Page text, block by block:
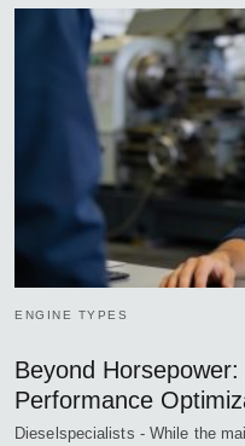
ENGINE TYPES
Beyond
Performance
Dieselspecialists - While the